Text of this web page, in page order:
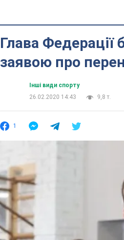
Глава Федерації
заявою про
Інші види спорту
26.02.2020 14:43
9,8 т.
1